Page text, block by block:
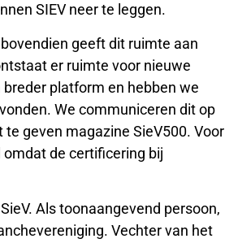
SIEV neer te leggen.
geeft dit ruimte aan
er ruimte voor nieuwe
platform en hebben we
We communiceren dit op
geven magazine SieV500. Voor
de certificering bij
Als toonaangevend persoon,
Vechter van het